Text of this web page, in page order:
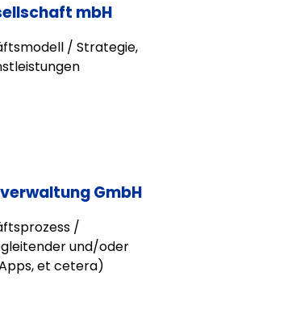
mbH
/ Strategie,
GmbH
/
und/oder
et cetera)